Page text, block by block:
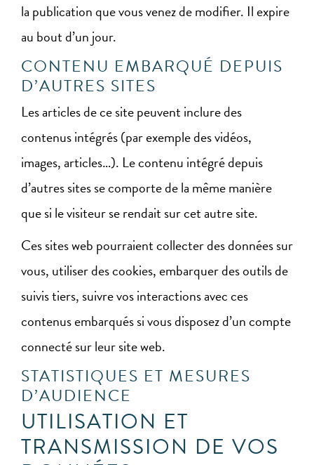
la publication que vous venez de modifier. Il expire
au bout d’un jour.
CONTENU EMBARQUÉ DEPUIS
D’AUTRES SITES
Les articles de ce site peuvent inclure des
contenus intégrés (par exemple des vidéos,
images, articles…). Le contenu intégré depuis
d’autres sites se comporte de la même manière
que si le visiteur se rendait sur cet autre site.
Ces sites web pourraient collecter des données sur
vous, utiliser des cookies, embarquer des outils de
suivis tiers, suivre vos interactions avec ces
contenus embarqués si vous disposez d’un compte
connecté sur leur site web.
STATISTIQUES ET MESURES
D’AUDIENCE
UTILISATION ET
TRANSMISSION DE VOS